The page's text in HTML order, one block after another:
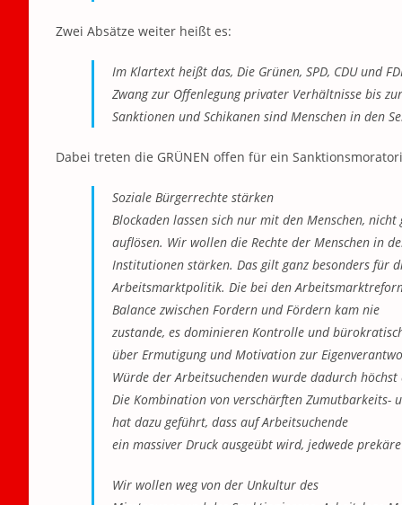
Zwei Absätze weiter heißt es:
Im Klartext heißt das, Die Grünen, SPD, CDU und
Zwang zur Offenlegung privater Verhältnisse bis
Sanktionen und Schikanen sind Menschen in den
Dabei treten die GRÜNEN offen für ein
Soziale Bürgerrechte stärken
Blockaden lassen sich nur mit den Menschen, nicht
auflösen. Wir wollen die Rechte der Menschen in
Institutionen stärken. Das gilt ganz besonders für
Arbeitsmarktpolitik. Die bei den
Balance zwischen Fordern und Fördern kam nie
zustande, es dominieren Kontrolle und
über Ermutigung und Motivation zur
Würde der Arbeitsuchenden wurde dadurch
Die Kombination von verschärften Zumutbarkeits-
hat dazu geführt, dass auf Arbeitsuchende
ein massiver Druck ausgeübt wird, jedwede
Wir wollen weg von der Unkultur des